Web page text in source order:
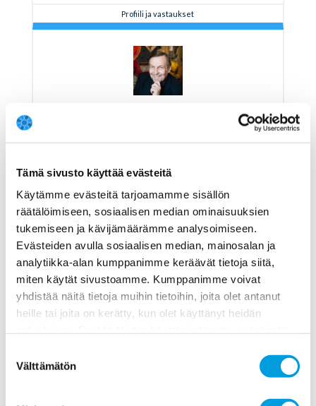
Tämä sivusto käyttää evästeitä
Käytämme evästeitä tarjoamamme sisällön
räätälöimiseen, sosiaalisen median ominaisuuksien
tukemiseen ja kävijämäärämme analysoimiseen.
Evästeiden avulla sosiaalisen median, mainosalan ja
analytiikka-alan kumppanimme keräävät tietoja siitä,
miten käytät sivustoamme. Kumppanimme voivat
yhdistää näitä tietoja muihin tietoihin, joita olet antanut
heille tai joita on kerätty, kun olet käyttänyt heidän
valinta
Välttämätön
Profiili ja vastaukset
8
Profiili ja vastaukset
Mika Kortelainen